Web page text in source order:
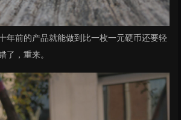
年前的产品就能做到比一枚一元硬币还要轻
了，重来。